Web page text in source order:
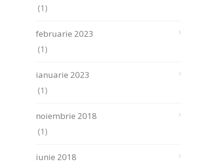
(1)
februarie 2023
(1)
ianuarie 2023
(1)
noiembrie 2018
(1)
iunie 2018